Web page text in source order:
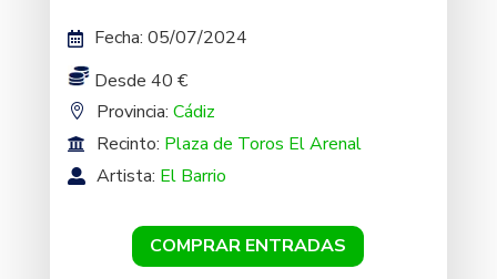
Fecha: 05/07/2024
Desde 40 €
Provincia: Cádiz
Recinto: Plaza de Toros El Arenal
Artista: El Barrio
COMPRAR ENTRADAS